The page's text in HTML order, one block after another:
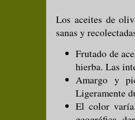
Los aceites de
sanas y
Frutado de
hierba. Las
Amargo y
Ligeramente
El color